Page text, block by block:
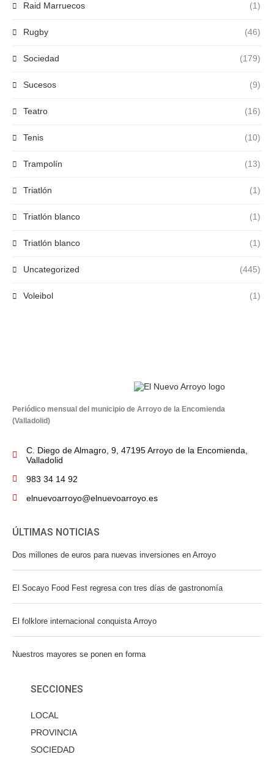
Raid Marruecos (1)
Rugby (46)
Sociedad (179)
Sucesos (9)
Teatro (16)
Tenis (10)
Trampolín (13)
Triatlón (1)
Triatlón blanco (1)
Triatlón blanco (1)
Uncategorized (445)
Voleibol (1)
Periódico mensual del municipio de Arroyo de la Encomienda
(Valladolid)
C. Diego de Almagro, 9, 47195 Arroyo de la Encomienda,
Valladolid
983 34 14 92
elnuevoarroyo@elnuevoarroyo.es
ÚLTIMAS NOTICIAS
Dos millones de euros para nuevas inversiones en Arroyo
El Socayo Food Fest regresa con tres días de gastronomía
El folklore internacional conquista Arroyo
Nuestros mayores se ponen en forma
SECCIONES
LOCAL
PROVINCIA
SOCIEDAD